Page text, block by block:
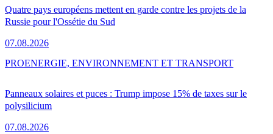
Quatre pays européens mettent en garde contre les projets de la
Russie pour l'Ossétie du Sud
07.08.2026
Panneaux solaires et puces : Trump impose 15% de taxes sur le
polysilicium
07.08.2026
PROENERGIE, ENVIRONNEMENT ET TRANSPORT